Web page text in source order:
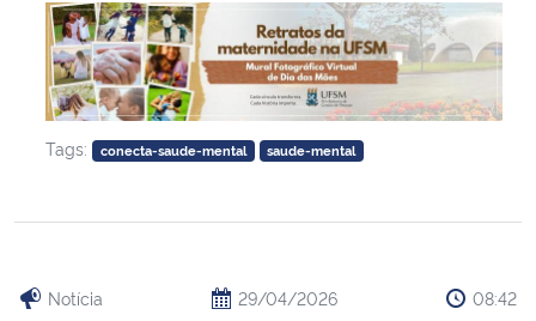
Tags: conecta-saude-mental saude-mental
Notícia 29/04/2026 08:42